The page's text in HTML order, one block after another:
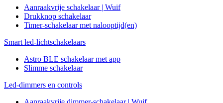
Aanraakvrije schakelaar | Wuif
Drukknop schakelaar
Timer-schakelaar met nalooptijd(en)
Smart led-lichtschakelaars
Astro BLE schakelaar met app
Slimme schakelaar
Led-dimmers en controls